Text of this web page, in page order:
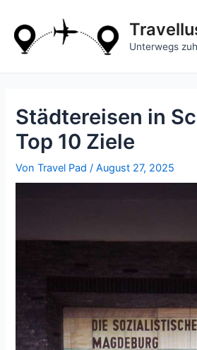
Inhalt
springen
Unterwegs
Städtereisen in
Top 10 Ziele
VonTravel Pad/August 27, 2025